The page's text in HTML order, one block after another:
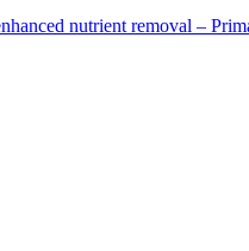
nutrient removal –